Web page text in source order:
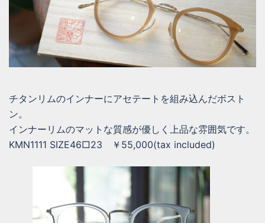
チタンリムのインナーにアセテートを組み込んだボスト
ン。
インナーリムのマットな質感が優しく上品な雰囲気です。
KMN1111 SIZE46□23 ￥55,000(tax included)